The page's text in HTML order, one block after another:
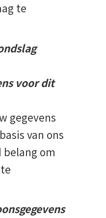
te
voor dit
gegevens
van ons
om